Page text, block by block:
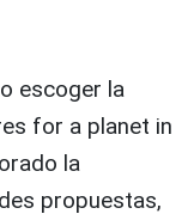
escoger la
for a planet in
la
propuestas,